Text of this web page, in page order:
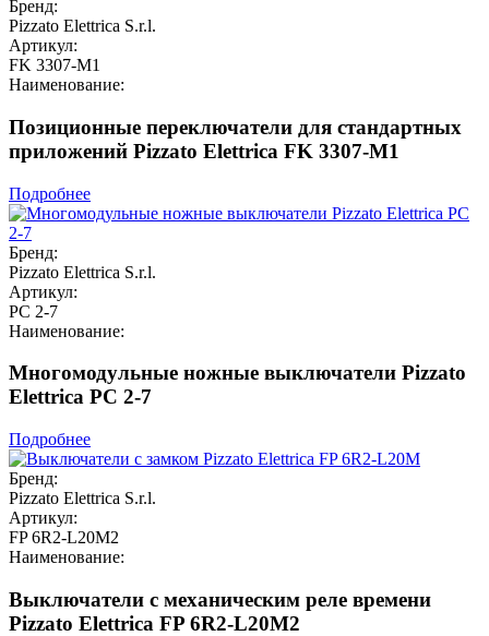
Бренд:
Pizzato Elettrica S.r.l.
Артикул:
FK 3307-M1
Наименование:
Позиционные переключатели для стандартных
приложений Pizzato Elettrica FK 3307-M1
Подробнее
Бренд:
Pizzato Elettrica S.r.l.
Артикул:
PC 2-7
Наименование:
Многомодульные ножные выключатели Pizzato
Elettrica PC 2-7
Подробнее
Бренд:
Pizzato Elettrica S.r.l.
Артикул:
FP 6R2-L20M2
Наименование:
Выключатели с механическим реле времени
Pizzato Elettrica FP 6R2-L20M2